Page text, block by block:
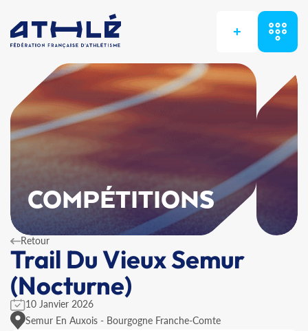
+
COMPÉTITIONS
Retour
Trail Du Vieux Semur
(Nocturne)
10 Janvier 2026
Semur En Auxois - Bourgogne Franche-Comte